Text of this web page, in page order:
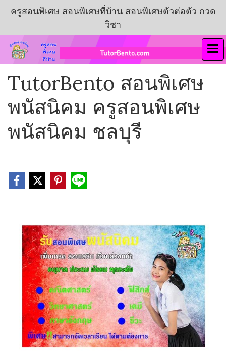
ครูสอนพิเศษ สอนพิเศษที่บ้าน สอนพิเศษตัวต่อตัว กวด
วิชา
TutorBento สอนพิเศษ
พนัสนิคม ครูสอนพิเศษ
พนัสนิคม ชลบุรี